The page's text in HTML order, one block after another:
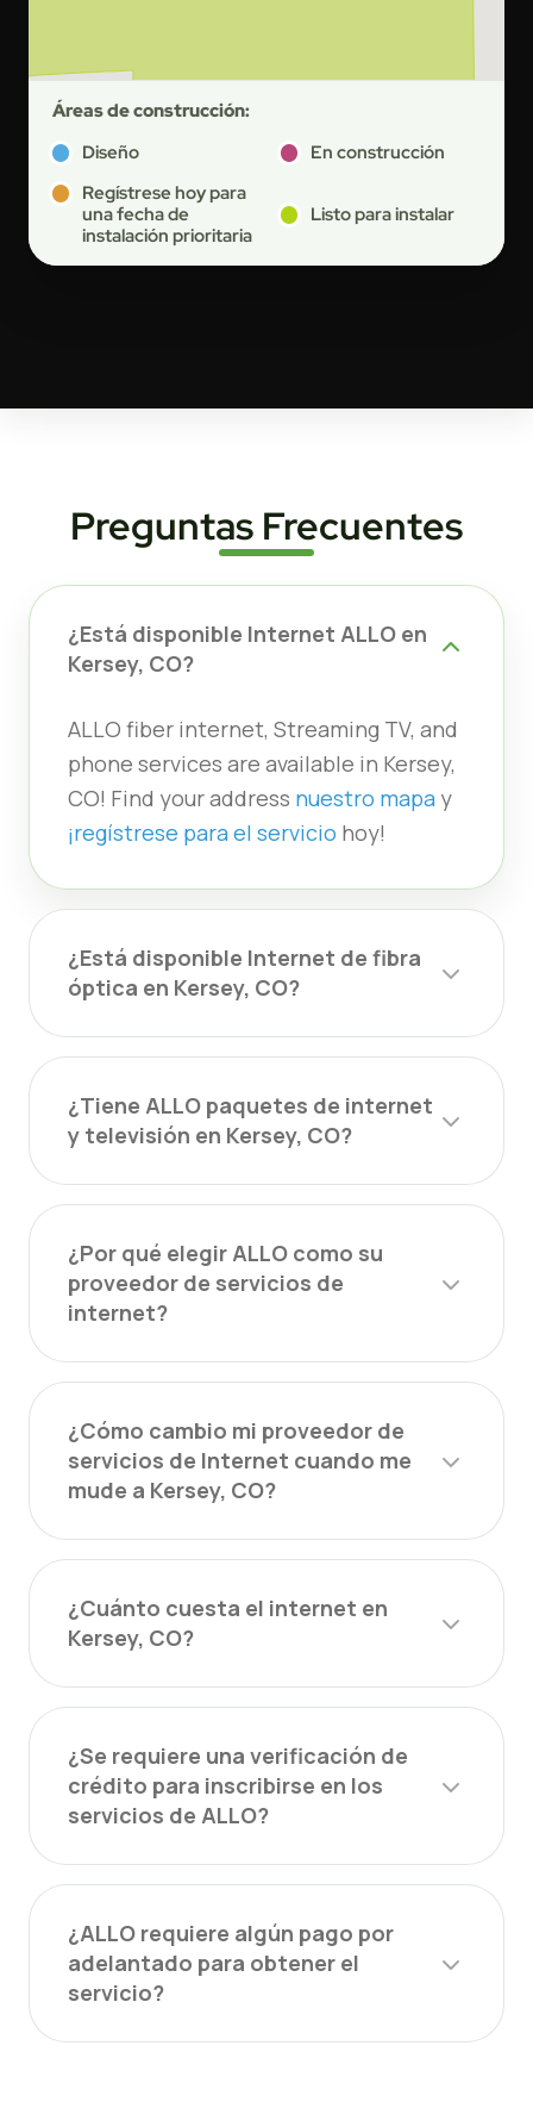
Áreas de construcción:
Diseño
En construcción
Regístrese hoy para
una fecha de
instalación prioritaria
Listo para instalar
Preguntas Frecuentes
¿Está disponible Internet ALLO en
Kersey, CO?
ALLO fiber internet, Streaming TV, and
phone services are available in Kersey,
CO! Find your address nuestro mapa y
¡regístrese para el servicio hoy!
¿Está disponible Internet de fibra
óptica en Kersey, CO?
¿Tiene ALLO paquetes de internet
y televisión en Kersey, CO?
¿Por qué elegir ALLO como su
proveedor de servicios de
internet?
¿Cómo cambio mi proveedor de
servicios de Internet cuando me
mude a Kersey, CO?
¿Cuánto cuesta el internet en
Kersey, CO?
¿Se requiere una verificación de
crédito para inscribirse en los
servicios de ALLO?
¿ALLO requiere algún pago por
adelantado para obtener el
servicio?